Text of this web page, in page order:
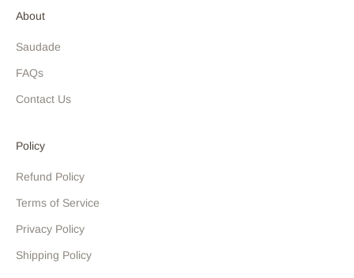
About
Saudade
FAQs
Contact Us
Policy
Refund Policy
Terms of Service
Privacy Policy
Shipping Policy